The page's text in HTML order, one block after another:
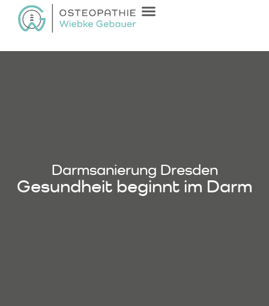
Darmsanierung Dresden
Gesundheit beginnt im Darm